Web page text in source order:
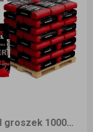
Węgiel groszek 1000kg BARTEX SILVER dostawa Opole i okolice